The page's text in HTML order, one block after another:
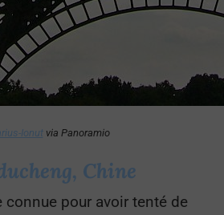
Ionutvia Panoramio
Chine
connue pour avoir tenté de